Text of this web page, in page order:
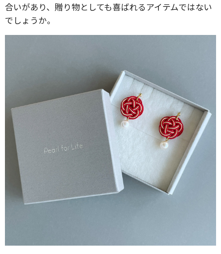
合いがあり、贈り物としても喜ばれるアイテムではない
でしょうか。